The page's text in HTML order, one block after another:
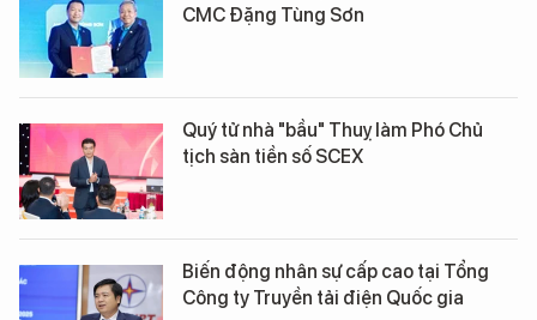
CMC Đặng Tùng Sơn
Quý tử nhà "bầu" Thuỵ làm Phó Chủ
tịch sàn tiền số SCEX
Biến động nhân sự cấp cao tại Tổng
Công ty Truyền tải điện Quốc gia